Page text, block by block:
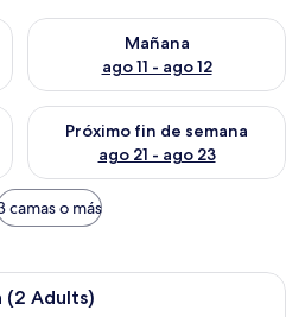
hoy ago 10 - ago 11
Mañana
ago 11 - ago 12
Consulta la disponibilidad
este fin de semana ago 14 -
Próximo fin de semana
ago 21 - ago 23
Consulta la disponibilidad
camas o más
Un balcón con una mesa redonda y
(2 Adults)